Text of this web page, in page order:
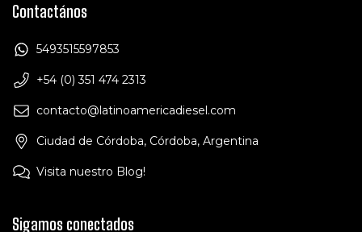
Contactános
5493515597853
+54 (0) 351 474 2313
contacto@latinoamericadiesel.com
Ciudad de Córdoba, Córdoba, Argentina
Visita nuestro Blog!
Sigamos conectados